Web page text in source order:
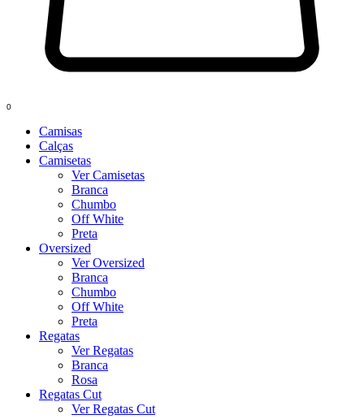
0
Camisas
Calças
Camisetas
Ver Camisetas
Branca
Chumbo
Off White
Preta
Oversized
Ver Oversized
Branca
Chumbo
Off White
Preta
Regatas
Ver Regatas
Branca
Rosa
Regatas Cut
Ver Regatas Cut